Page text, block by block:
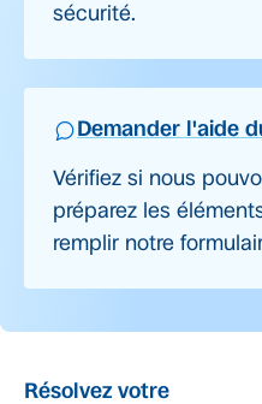
sécurité.
Demander l'aide
Vérifiez si nous
préparez les
remplir notre
Résolvez votre